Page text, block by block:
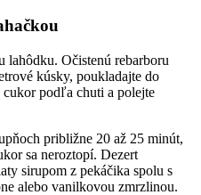
lahôdku. Očistenú rebarboru
kúsky, poukladajte do
cukor podľa chuti a polejte
približne 20 až 25 minút,
sa neroztopí. Dezert
sirupom z pekáčika spolu s
alebo vanilkovou zmrzlinou.